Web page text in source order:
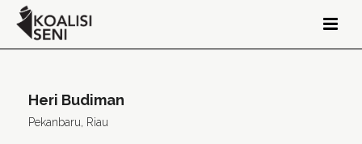
Heri Budiman
Pekanbaru, Riau